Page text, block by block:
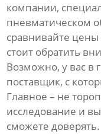
компании,
пневматическом
сравнивайте цены
стоит обратить
Возможно, у вас в
поставщик, с
Главное – не
исследование и
сможете доверять.